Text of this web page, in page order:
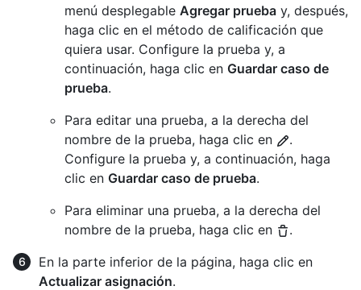
menú desplegable Agregar prueba y, después,
haga clic en el método de calificación que
quiera usar. Configure la prueba y, a
continuación, haga clic en Guardar caso de
prueba.
Para editar una prueba, a la derecha del
nombre de la prueba, haga clic en
.
Configure la prueba y, a continuación, haga
clic en Guardar caso de prueba.
Para eliminar una prueba, a la derecha del
nombre de la prueba, haga clic en
.
En la parte inferior de la página, haga clic en
Actualizar asignación.